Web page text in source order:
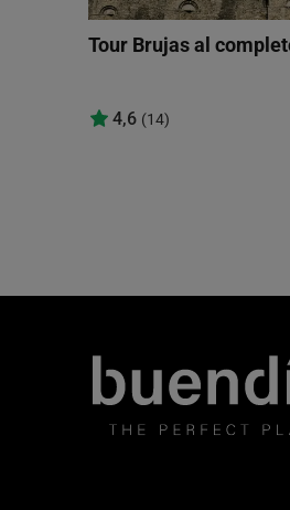
Tour Brujas al
4,6 (14)